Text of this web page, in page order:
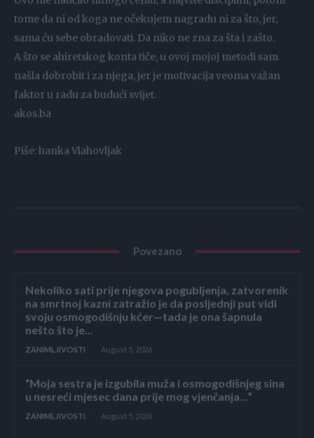
tome da ni od koga ne očekujem nagradu ni za što, jer,
sama ću sebe obradovati. Da niko ne zna za šta i zašto.
A što se ahiretskog konta tiče, u ovoj mojoj metodi sam
našla dobrobit i za njega, jer je motivacija veoma važan
faktor u radu za budući svijet.
akos.ba
Piše: hanka Vlahovljak
Povezano
Nekoliko sati prije njegova pogubljenja, zatvorenik
na smrtnoj kazni zatražio je da posljednji put vidi
svoju osmogodišnju kćer—tada je ona šapnula
nešto što je...
ZANIMLJIVOSTI August 5, 2026
“Moja sestra je izgubila muža i osmogodišnjeg sina
u nesreći mjesec dana prije mog vjenčanja…”
ZANIMLJIVOSTI August 5, 2026